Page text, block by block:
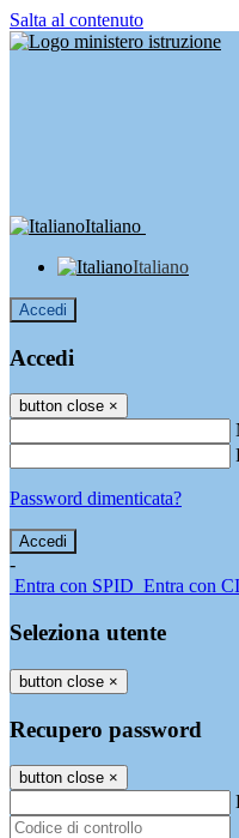
Salta al contenuto
Italiano
Italiano
Accedi
Accedi
button close ×
Password dimenticata?
-
Entra con SPID Entra con
Seleziona utente
button close ×
Recupero password
button close ×